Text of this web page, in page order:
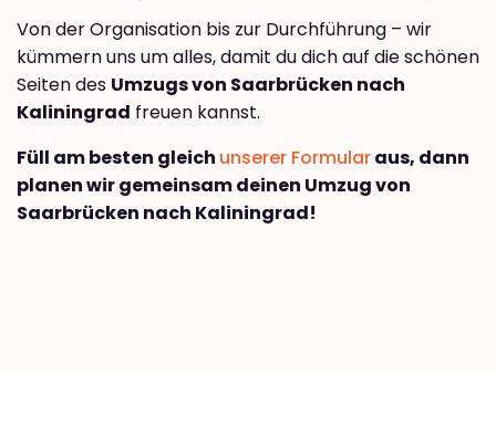
Von der Organisation bis zur Durchführung – wir
kümmern uns um alles, damit du dich auf die schönen
Seiten des Umzugs von Saarbrücken nach
Kaliningrad freuen kannst.
Füll am besten gleich unserer Formularaus, dann
planen wir gemeinsam deinen Umzug von
Saarbrücken nach Kaliningrad!